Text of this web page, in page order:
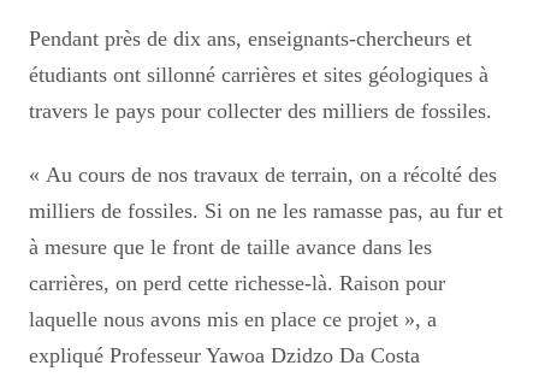
Pendant près de dix ans, enseignants-chercheurs et
étudiants ont sillonné carrières et sites géologiques à
travers le pays pour collecter des milliers de fossiles.
« Au cours de nos travaux de terrain, on a récolté des
milliers de fossiles. Si on ne les ramasse pas, au fur et
à mesure que le front de taille avance dans les
carrières, on perd cette richesse-là. Raison pour
laquelle nous avons mis en place ce projet », a
expliqué Professeur Yawoa Dzidzo Da Costa